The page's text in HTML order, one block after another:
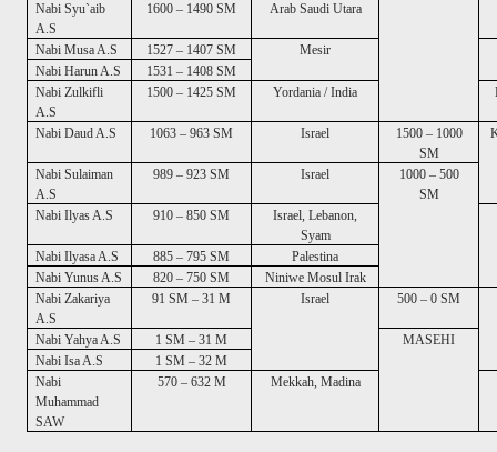
Nabi Syu`aib
A.S
1600 – 1490 SM Arab Saudi Utara
Nabi Musa A.S 1527 – 1407 SM
Mesir
Nabi Harun A.S
1531 – 1408 SM
Nabi Zulkifli
A.S
1500 – 1425 SM Yordania / India
Nabi Daud A.S 1063 – 963 SM Israel
1500 – 1000
SM
Kerajaan Israel,
Nabi Sulaiman
A.S
989 – 923 SM Israel
1000 – 500
SM
Nabi Ilyas A.S
910 – 850 SM
Israel, Lebanon,
Syam
Nabi Ilyasa A.S
885 – 795 SM
Palestina
Nabi Yunus A.S
820 – 750 SM
Niniwe Mosul Irak
Nabi Zakariya
A.S
91 SM – 31 M Israel 500 – 0 SM
Nabi Yahya A.S 1 SM – 31 M
MASEHI
Nabi Isa A.S
1 SM – 32 M
Nabi
Muhammad
SAW
570 – 632 M Mekkah, Madina